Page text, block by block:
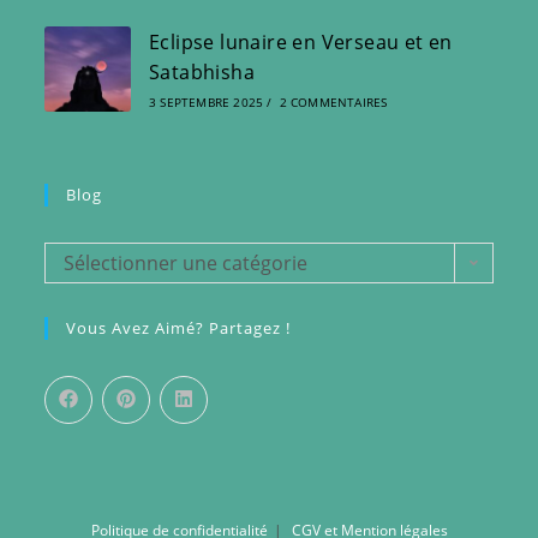
Eclipse lunaire en Verseau et en
Satabhisha
3 SEPTEMBRE 2025 / 2 COMMENTAIRES
Blog
BlogSélectionner une catégorie
Vous Avez Aimé? Partagez !
Politique de confidentialité CGV et Mention légales